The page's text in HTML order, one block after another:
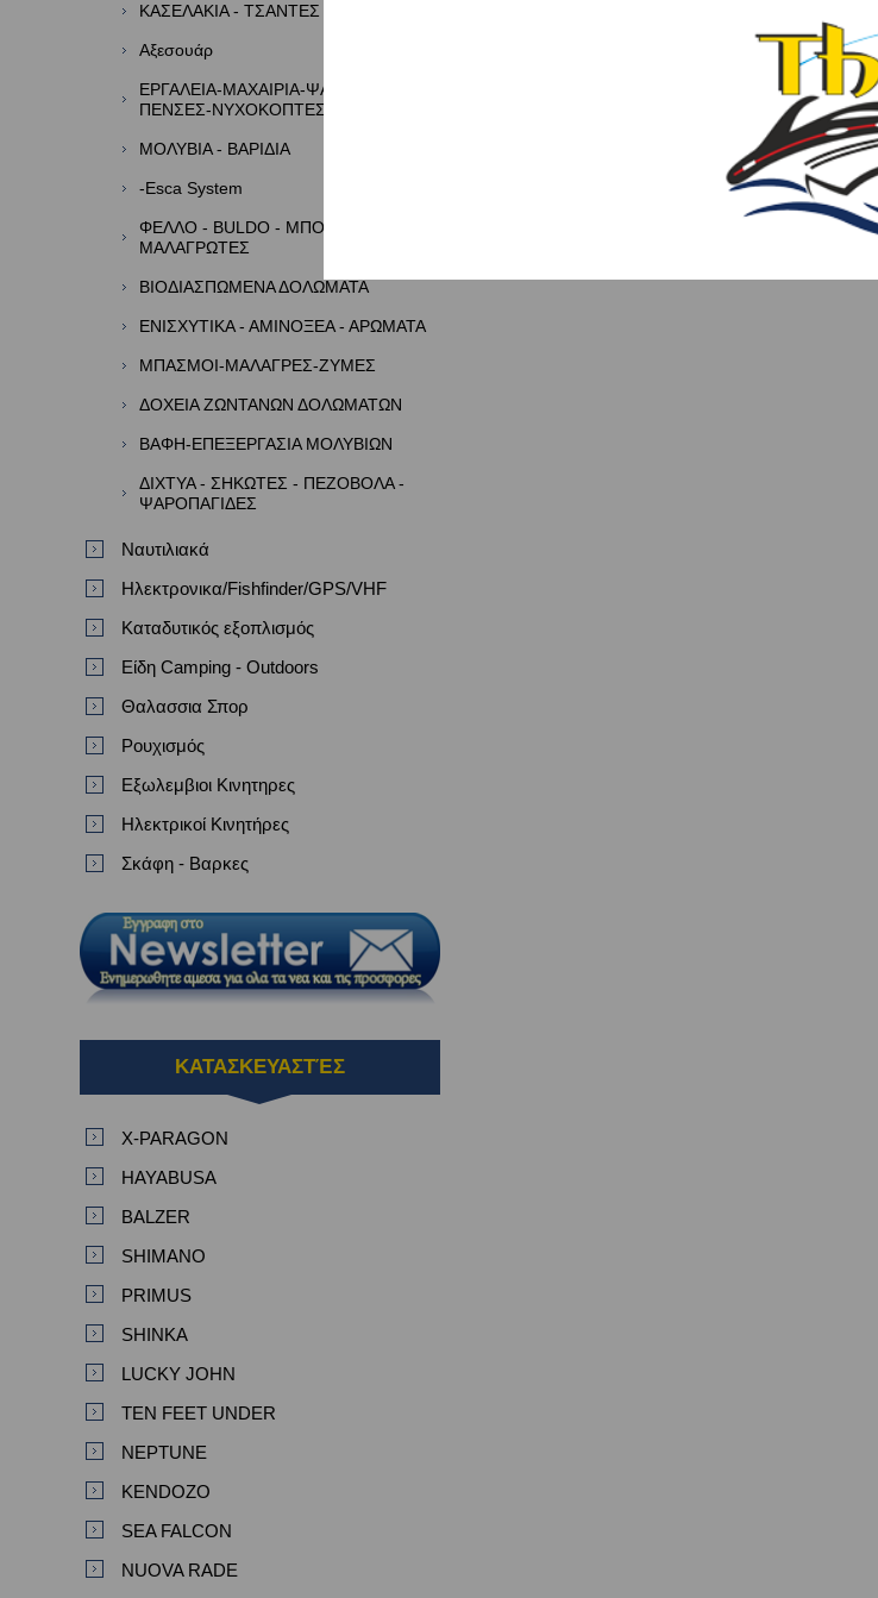
ΚΑΣΕΛΑΚΙΑ - ΤΣΑΝΤΕΣ - ΘΗΚΕΣ
Αξεσουάρ
ΕΡΓΑΛΕΙΑ-ΜΑΧΑΙΡΙΑ-ΨΑΛΙΔΙΑ-
ΠΕΝΣΕΣ-ΝΥΧΟΚΟΠΤΕΣ
ΜΟΛΥΒΙΑ - ΒΑΡΙΔΙΑ
-Esca System
ΦΕΛΛΟ - BULDO - ΜΠΟΡΜΠΑΔΕΣ -
ΜΑΛΑΓΡΩΤΕΣ
ΒΙΟΔΙΑΣΠΩΜΕΝΑ ΔΟΛΩΜΑΤΑ
ΕΝΙΣΧΥΤΙΚΑ - ΑΜΙΝΟΞΕΑ - ΑΡΩΜΑΤΑ
ΜΠΑΣΜΟΙ-ΜΑΛΑΓΡΕΣ-ΖΥΜΕΣ
ΔΟΧΕΙΑ ΖΩΝΤΑΝΩΝ ΔΟΛΩΜΑΤΩΝ
ΒΑΦΗ-ΕΠΕΞΕΡΓΑΣΙΑ ΜΟΛΥΒΙΩΝ
ΔΙΧΤΥΑ - ΣΗΚΩΤΕΣ - ΠΕΖΟΒΟΛΑ -
ΨΑΡΟΠΑΓΙΔΕΣ
Ναυτιλιακά
Ηλεκτρονικα/Fishfinder/GPS/VHF
Καταδυτικός εξοπλισμός
Είδη Camping - Outdoors
Θαλασσια Σπορ
Ρουχισμός
Εξωλεμβιοι Κινητηρες
Ηλεκτρικοί Κινητήρες
Σκάφη - Βαρκες
ΚΑΤΑΣΚΕΥΑΣΤΈΣ
X-PARAGON
HAYABUSA
BALZER
SHIMANO
PRIMUS
SHINKA
LUCKY JOHN
TEN FEET UNDER
NEPTUNE
KENDOZO
SEA FALCON
NUOVA RADE